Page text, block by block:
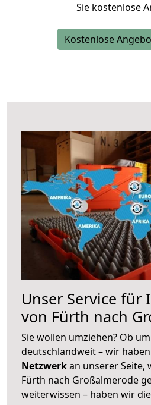
Sie kostenlose
Kostenlose
Unser Service für
von Fürth nach
Sie wollen umziehen? Ob
deutschlandweit – wir
Netzwerkan unserer Seite,
Fürth nach Großalmerode
weiterwissen – haben wir